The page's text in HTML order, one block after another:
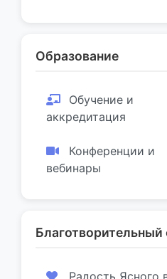
Образование
Обучение и
аккредитация
Конференции и
вебинары
Благотворительный